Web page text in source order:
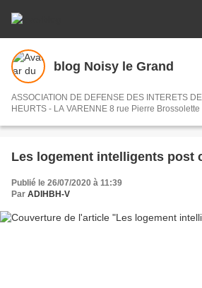
blog Noisy le Grand
ASSOCIATION DE DEFENSE DES INTERETS
HEURTS - LA VARENNE 8 rue Pierre
Les logement intelligents post
Publié le 26/07/2020 à 11:39
Par ADIHBH-V